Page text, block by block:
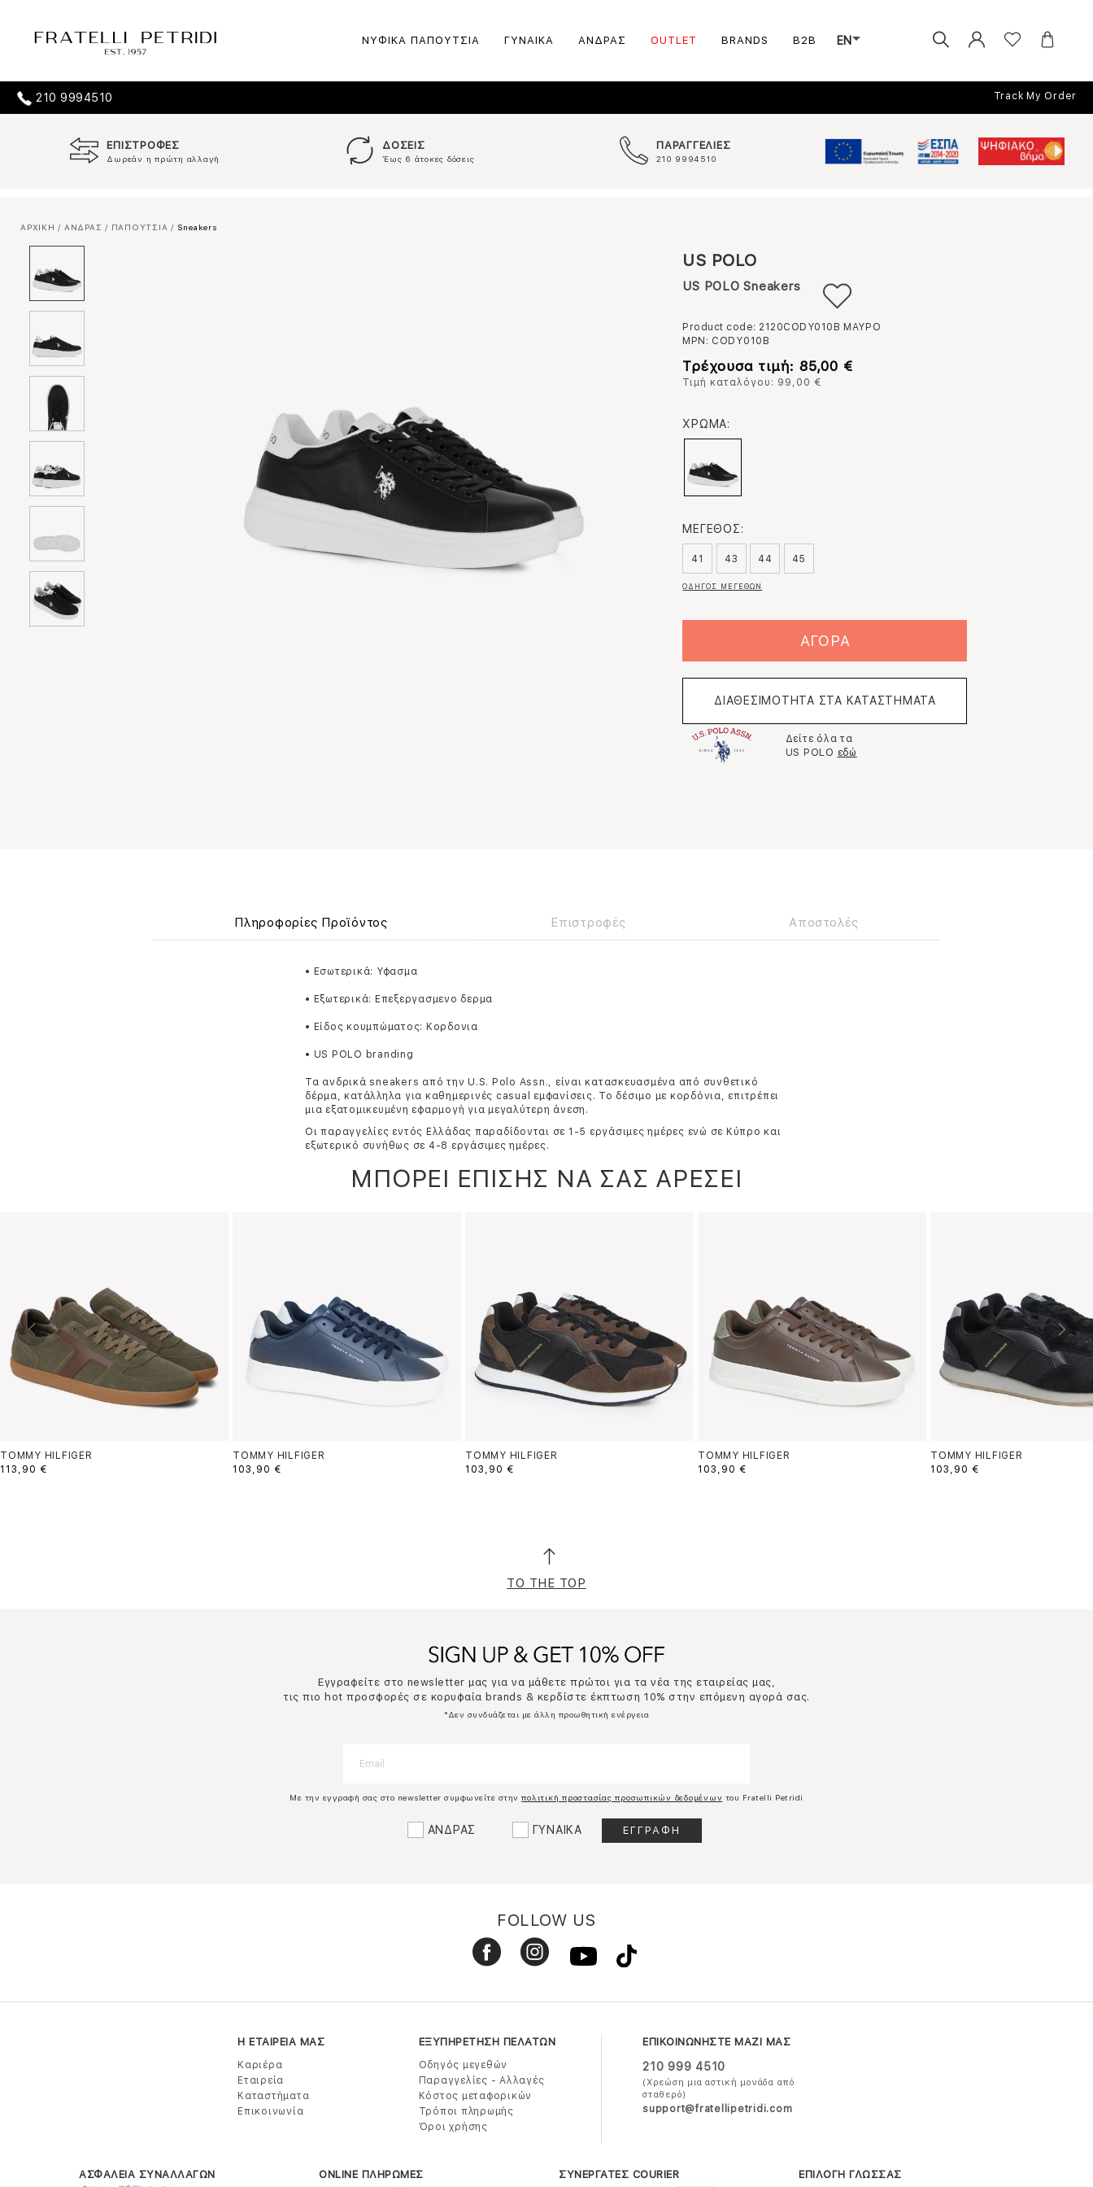
ΝΥΦΙΚΑ ΠΑΠΟΥΤΣΙΑ ΓΥΝΑΙΚΑ ΑΝΔΡΑΣ OUTLET BRANDS B2B EN
210 9994510 Track My Order
ΕΠΙΣΤΡΟΦΕΣ
Δωρεάν η πρώτη αλλαγή
ΔΟΣΕΙΣ
Έως 6 άτοκες δόσεις
ΠΑΡΑΓΓΕΛΙΕΣ
210 9994510
ΑΡΧΙΚΗ / ΑΝΔΡΑΣ / ΠΑΠΟΥΤΣΙΑ / Sneakers
US POLO
US POLO Sneakers
Product code: 2120CODY010B ΜΑΥΡΟ
MPN: CODY010B
Τρέχουσα τιμή: 85,00 €
Τιμή καταλόγου: 99,00 €
ΧΡΩΜΑ:
ΜΕΓΕΘΟΣ:
41 43 44 45
ΟΔΗΓΟΣ ΜΕΓΕΘΩΝ
ΑΓΟΡΑ
ΔΙΑΘΕΣΙΜΟΤΗΤΑ ΣΤΑ ΚΑΤΑΣΤΗΜΑΤΑ
Δείτε όλα τα
US POLO εδώ
Πληροφορίες Προϊόντος Επιστροφές Αποστολές
• Εσωτερικά: Υφασμα
• Εξωτερικά: Επεξεργασμενο δερμα
• Είδος κουμπώματος: Κορδονια
• US POLO branding
Τα ανδρικά sneakers από την U.S. Polo Assn., είναι κατασκευασμένα από συνθετικό
δέρμα, κατάλληλα για καθημερινές casual εμφανίσεις. Το δέσιμο με κορδόνια, επιτρέπει
μια εξατομικευμένη εφαρμογή για μεγαλύτερη άνεση.
Οι παραγγελίες εντός Ελλάδας παραδίδονται σε 1-5 εργάσιμες ημέρες ενώ σε Κύπρο και
εξωτερικό συνήθως σε 4-8 εργάσιμες ημέρες.
ΜΠΟΡΕΙ ΕΠΙΣΗΣ ΝΑ ΣΑΣ ΑΡΕΣΕΙ
TOMMY HILFIGER
113,90 €
TOMMY HILFIGER
103,90 €
TOMMY HILFIGER
103,90 €
TOMMY HILFIGER
103,90 €
TOMMY HILFIGER
103,90 €
TO THE TOP
Εγγραφείτε στο newsletter μας για να μάθετε πρώτοι για τα νέα της εταιρείας μας,
τις πιο hot προσφορές σε κορυφαία brands & κερδίστε έκπτωση 10% στην επόμενη αγορά σας.
*Δεν συνδυάζεται με άλλη προωθητική ενέργεια
Με την εγγραφή σας στο newsletter συμφωνείτε στηνπολιτική προστασίας προσωπικών δεδομένων του Fratelli Petridi
ΑΝΔΡΑΣ ΓΥΝΑΙΚΑ
FOLLOW US
Η ΕΤΑΙΡΕΙΑ ΜΑΣ
Καριέρα
Εταιρεία
Καταστήματα
Επικοινωνία
ΕΞΥΠΗΡΕΤΗΣΗ ΠΕΛΑΤΩΝ
Οδηγός μεγεθών
Παραγγελίες - Αλλαγές
Κόστος μεταφορικών
Τρόποι πληρωμής
Όροι χρήσης
ΕΠΙΚΟΙΝΩΝΗΣΤΕ ΜΑΖΙ ΜΑΣ
210 999 4510
(Χρεώση μια αστική μονάδα από
σταθερό)
support@fratellipetridi.com
ΑΣΦΑΛΕΙΑ ΣΥΝΑΛΛΑΓΩΝ ONLINE ΠΛΗΡΩΜΕΣ ΣΥΝΕΡΓΑΤΕΣ COURIER ΕΠΙΛΟΓΗ ΓΛΩΣΣΑΣ